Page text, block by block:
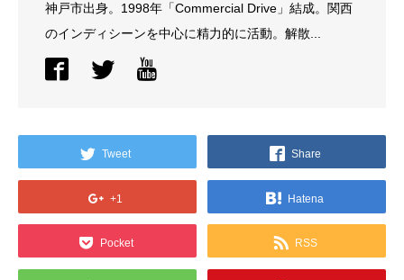
神戸市出身。1998年「Commercial Drive」結成。関西
のインディシーンを中心に精力的に活動。解散...
Tweet Share
+1 Hatena
Pocket RSS